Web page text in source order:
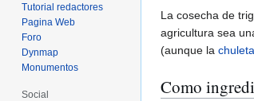
La cosecha de
agricultura sea
(aunque la
Como
Tutorial redactores
Pagina Web
Foro
Dynmap
Monumentos
Social